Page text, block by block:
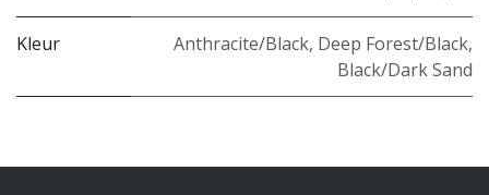
Kleur Anthracite/Black, Deep Forest/Black,
Black/Dark Sand